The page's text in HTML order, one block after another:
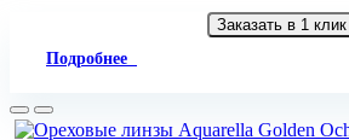
Заказать в 1 клик
Подробнее